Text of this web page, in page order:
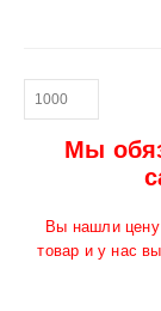
Мы
Вы нашли
товар и у нас